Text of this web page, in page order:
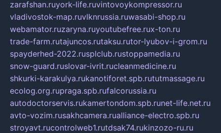
zarafshan.ruyork-life.ruvintovoykompressor.ru
vladivostok-map.ruvlknrussia.ruwasabi-shop.ru
webamator.ruzaryna.ruyoutubefree.rux-ton.ru
trade-farm.rutajuncos.rutaksu.rutor-lyubov-i-grom.ru
spayderhed-2022.rusplclub.rustoppamedia.ru
snow-guard.ruslovar-ivrit.rucleanmedicine.ru
shkurki-karakulya.rukanotiforet.spb.rututmassage.ru
ecolog.org.rupraga.spb.rufalcorussia.ru
autodoctorservis.rukamertondom.spb.runet-life.net.ru
avto-vozim.rusakhcamera.rualliance-electro.spb.ru
stroyavt.rucontrolweb1.rutdsak74.rukinzozo-ru.ru